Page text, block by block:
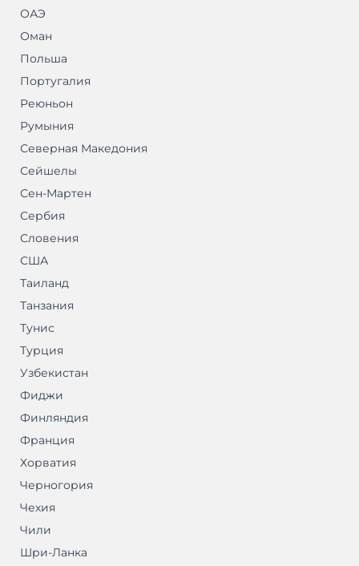
ОАЭ
Оман
Польша
Португалия
Реюньон
Румыния
Северная Македония
Сейшелы
Сен-Мартен
Сербия
Словения
США
Таиланд
Танзания
Тунис
Турция
Узбекистан
Фиджи
Финляндия
Франция
Хорватия
Черногория
Чехия
Чили
Шри-Ланка